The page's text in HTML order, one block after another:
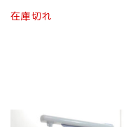
在庫切れ